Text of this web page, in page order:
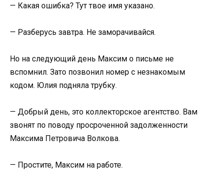
— Какая ошибка? Тут твое имя указано.
— Разберусь завтра. Не заморачивайся.
Но на следующий день Максим о письме не
вспомнил. Зато позвонил номер с незнакомым
кодом. Юлия подняла трубку.
— Добрый день, это коллекторское агентство. Вам
звонят по поводу просроченной задолженности
Максима Петровича Волкова.
— Простите, Максим на работе.